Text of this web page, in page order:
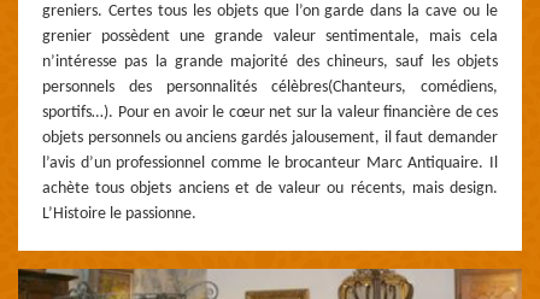
greniers. Certes tous les objets que l’on garde dans la cave ou le
grenier possèdent une grande valeur sentimentale, mais cela
n’intéresse pas la grande majorité des chineurs, sauf les objets
personnels des personnalités célèbres(Chanteurs, comédiens,
sportifs…). Pour en avoir le cœur net sur la valeur financière de ces
objets personnels ou anciens gardés jalousement, il faut demander
l’avis d’un professionnel comme le brocanteur Marc Antiquaire. Il
achète tous objets anciens et de valeur ou récents, mais design.
L’Histoire le passionne.